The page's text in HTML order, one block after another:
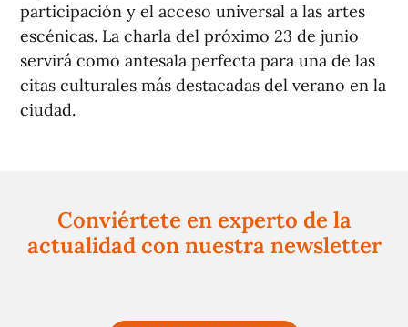
participación y el acceso universal a las artes
escénicas. La charla del próximo 23 de junio
servirá como antesala perfecta para una de las
citas culturales más destacadas del verano en la
ciudad.
Conviértete en experto de la
actualidad con nuestra newsletter